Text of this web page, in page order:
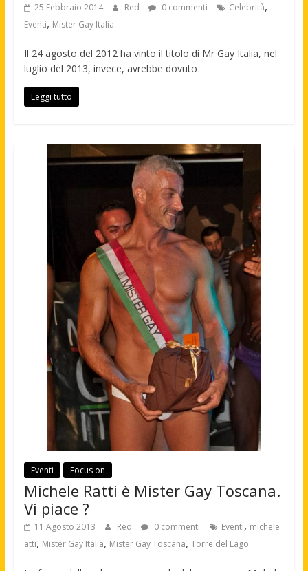
25 Febbraio 2014 Red 0 commenti Celebrità,
Eventi, Mister Gay Italia
Il 24 agosto del 2012 ha vinto il titolo di Mr Gay Italia, nel
luglio del 2013, invece, avrebbe dovuto
Leggi tutto
Eventi Focus on
Michele Ratti è Mister Gay Toscana.
Vi piace ?
11 Agosto 2013 Red 0 commenti Eventi, michele
atti, Mister Gay Italia, Mister Gay Toscana, Torre del Lago